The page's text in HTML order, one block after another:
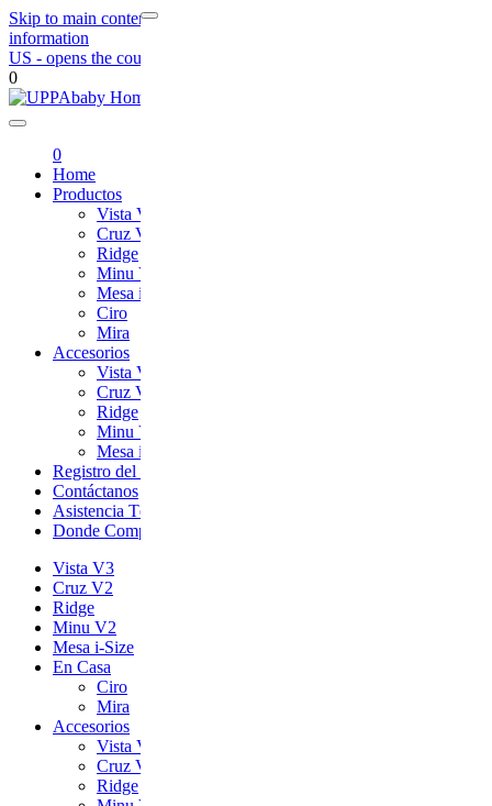
Skip to main content Skip to footer navigation
information
US - opens the country selection page
0
0
Home
Productos
Vista V3
Cruz V2
Ridge
Minu V2
Mesa i-Size
Ciro
Mira
Accesorios
Vista V3
Cruz V2
Ridge
Minu V2
Mesa i-Size
Registro del Producto
Contáctanos
Asistencia Técnica
Donde Comprar
Vista V3
Cruz V2
Ridge
Minu V2
Mesa i-Size
En Casa
Ciro
Mira
Accesorios
Vista V3
Cruz V2
Ridge